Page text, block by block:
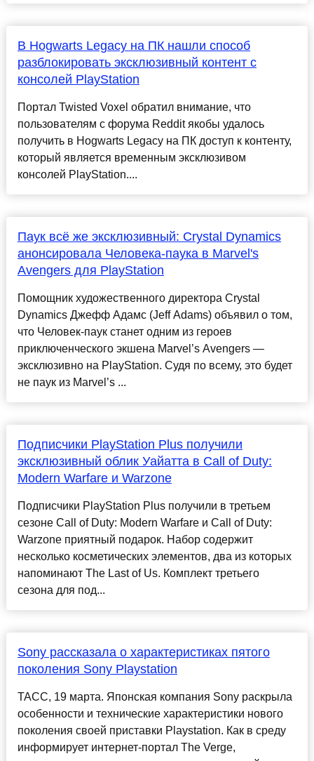
В Hogwarts Legacy на ПК нашли способ
разблокировать эксклюзивный контент с
консолей PlayStation
Портал Twisted Voxel обратил внимание, что
пользователям с форума Reddit якобы удалось
получить в Hogwarts Legacy на ПК доступ к контенту,
который является временным эксклюзивом
консолей PlayStation....
Паук всё же эксклюзивный: Crystal Dynamics
анонсировала Человека-паука в Marvel's
Avengers для PlayStation
Помощник художественного директора Crystal
Dynamics Джефф Адамс (Jeff Adams) объявил о том,
что Человек-паук станет одним из героев
приключенческого экшена Marvel’s Avengers —
эксклюзивно на PlayStation. Судя по всему, это будет
не паук из Marvel’s ...
Подписчики PlayStation Plus получили
эксклюзивный облик Уайатта в Call of Duty:
Modern Warfare и Warzone
Подписчики PlayStation Plus получили в третьем
сезоне Call of Duty: Modern Warfare и Call of Duty:
Warzone приятный подарок. Набор содержит
несколько косметических элементов, два из которых
напоминают The Last of Us. Комплект третьего
сезона для под...
Sony рассказала о характеристиках пятого
поколения Sony Playstation
ТАСС, 19 марта. Японская компания Sony раскрыла
особенности и технические характеристики нового
поколения своей приставки Playstation. Как в среду
информирует интернет-портал The Verge,